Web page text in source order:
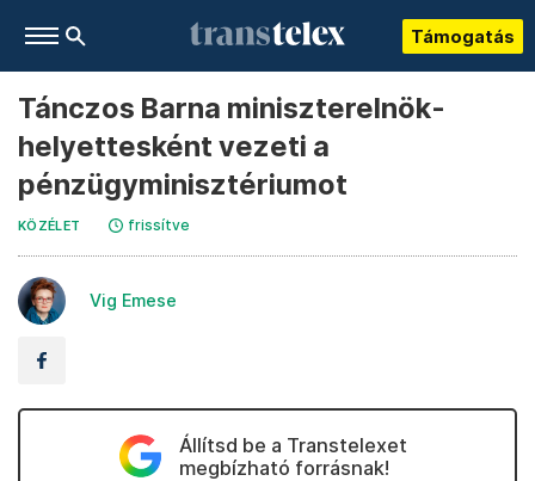
Támogatás
Tánczos Barna miniszterelnök-
helyettesként vezeti a
pénzügyminisztériumot
KÖZÉLET frissítve
Vig Emese
Állítsd be a Transtelexet
megbízható forrásnak!